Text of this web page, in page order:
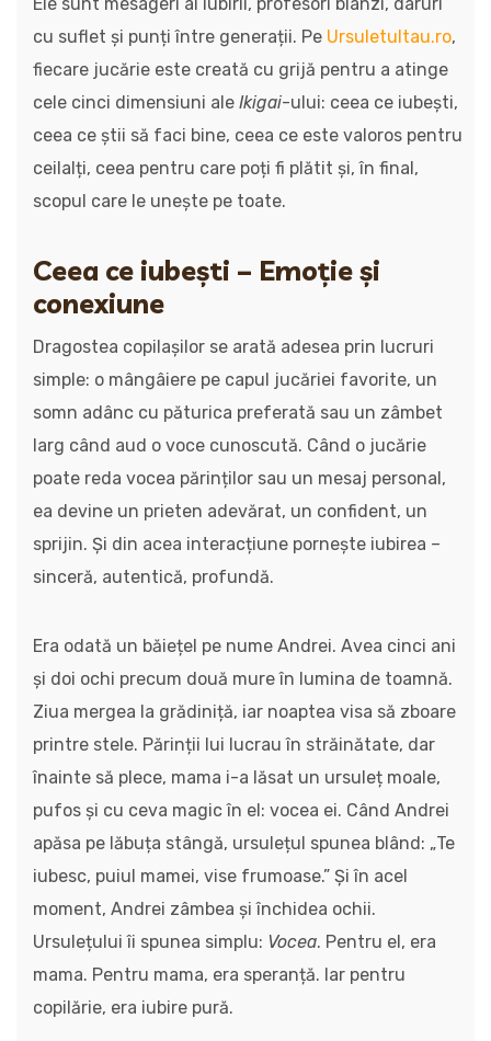
cu suflet și punți între generații. Pe Ursuletultau.ro,
fiecare jucărie este creată cu grijă pentru a atinge
cele cinci dimensiuni ale Ikigai-ului: ceea ce iubești,
ceea ce știi să faci bine, ceea ce este valoros pentru
ceilalți, ceea pentru care poți fi plătit și, în final,
scopul care le unește pe toate.
Ceea ce iubești – Emoție și
conexiune
Dragostea copilașilor se arată adesea prin lucruri
simple: o mângâiere pe capul jucăriei favorite, un
somn adânc cu păturica preferată sau un zâmbet
larg când aud o voce cunoscută. Când o jucărie
poate reda vocea părinților sau un mesaj personal,
ea devine un prieten adevărat, un confident, un
sprijin. Și din acea interacțiune pornește iubirea –
sinceră, autentică, profundă.
Era odată un băiețel pe nume Andrei. Avea cinci ani
și doi ochi precum două mure în lumina de toamnă.
Ziua mergea la grădiniță, iar noaptea visa să zboare
printre stele. Părinții lui lucrau în străinătate, dar
înainte să plece, mama i-a lăsat un ursuleț moale,
pufos și cu ceva magic în el: vocea ei. Când Andrei
apăsa pe lăbuța stângă, ursulețul spunea blând: „Te
iubesc, puiul mamei, vise frumoase.” Și în acel
moment, Andrei zâmbea și închidea ochii.
Ursulețului îi spunea simplu: Vocea. Pentru el, era
mama. Pentru mama, era speranță. Iar pentru
copilărie, era iubire pură.